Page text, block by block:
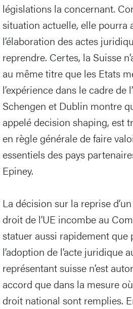
législations la concernant.
situation actuelle, elle pourra
l’élaboration des actes
reprendre. Certes, la Suisse
au même titre que les Etats
l’expérience dans le cadre de
Schengen et Dublin montre
appelé decision shaping, est
en règle générale de faire
essentiels des pays
Epiney.
La décision sur la reprise
droit de l’UE incombe au
statuer aussi rapidement que
l’adoption de l’acte juridique
représentant suisse n’est
accord que dans la mesure
droit national sont remplies.